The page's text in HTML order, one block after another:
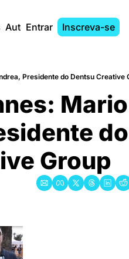
AutoresEntrar Inscreva-se
Presidente do Dentsu Creative
Mario
do
Group